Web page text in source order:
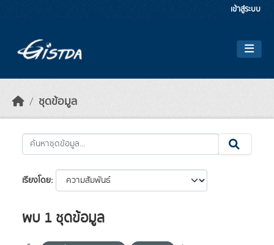
เข้าสู่ระบบ
ชุดข้อมูล
เรียงโดย
พบ 1 ชุดข้อมูล